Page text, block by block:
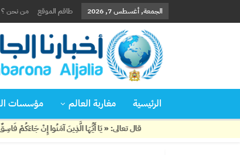
الجمعة, أغسطس 7, 2026 طاقم الموقع من نحن ؟
الرئيسية مغاربة العالم مؤسسات
قال تعالى: « يَا أَيُّهَا الَّذِينَ آمَنُوا إِنْ جَاءَكُمْ فَاسِقٌ بِنَبَإٍ